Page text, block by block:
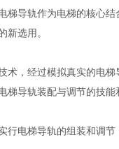
导轨作为电梯的核心
新选用。
，经过模拟真实的电
导轨装配与调节的技能
电梯导轨的组装和调